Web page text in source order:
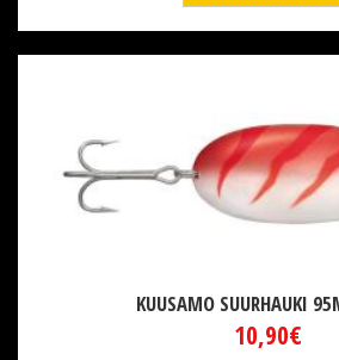
KUUSAMO SUURHAUKI
10,90€